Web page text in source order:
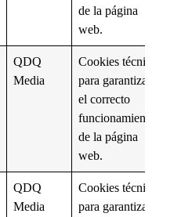
de la página
web.
QDQ
Media
Cookies técnicas
para garantizar
el correcto
funcionamiento
de la página
web.
QDQ
Media
Cookies técnicas
para garantizar